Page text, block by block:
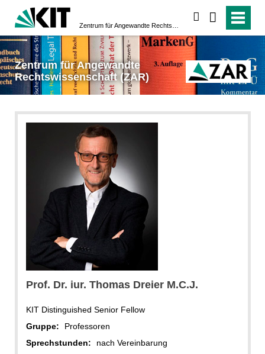
Zentrum für Angewandte
Rechtswissenschaft (ZAR)
Prof. Dr. iur. Thomas Dreier M.C.J.
KIT Distinguished Senior Fellow
Gruppe:
Professoren
Sprechstunden:
nach Vereinbarung